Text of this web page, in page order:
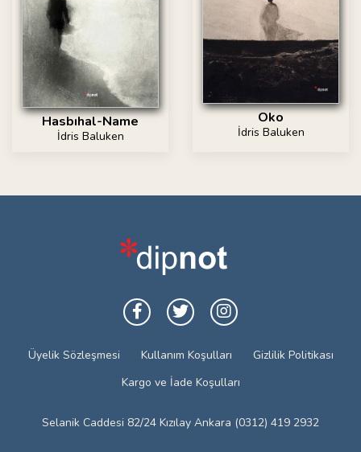
Hasbıhal-Name
İdris Baluken
Oko
İdris Baluken
Üyelik Sözleşmesi Kullanım Koşulları
Gizlilik Politikası
Kargo ve İade Koşulları
Selanik Caddesi 82/24 Kızılay Ankara (0312) 419 2932